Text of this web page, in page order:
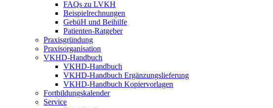
FAQs zu LVKH
Beispielrechnungen
GebüH und Beihilfe
Patienten-Ratgeber
Praxisgründung
Praxisorganisation
VKHD-Handbuch
VKHD-Handbuch
VKHD-Handbuch Ergänzungslieferung
VKHD-Handbuch Kopiervorlagen
Fortbildungskalender
Service